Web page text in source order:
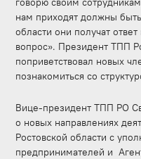
нам приходят должны
области они получат
вопрос». Президент ТПП
поприветствовал новых
познакомиться со
Вице-президент ТПП РО
о новых направлениях
Ростовской области с
предпринимателей и